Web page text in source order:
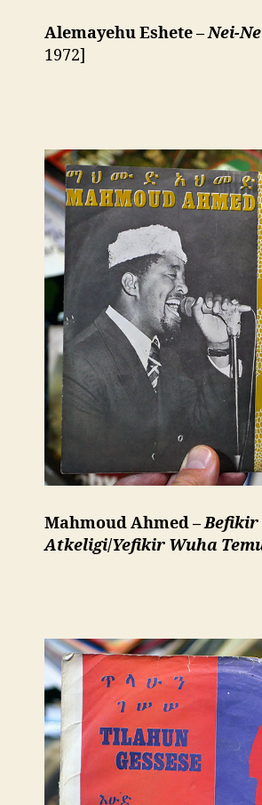
Alemayehu Eshete –Nei-
1972]
Mahmoud Ahmed –Befikir
Atkeligi/Yefikir Wuha